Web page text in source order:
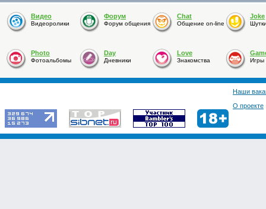
Видео
Видеоролики
Форум
Форум общения
Chat
Общение on-line
Joke
Photo
Фотоальбомы
Day
Дневники
Love
Знакомства Игры
Наши
О проекте